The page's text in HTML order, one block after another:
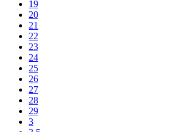
19
20
21
22
23
24
25
26
27
28
29
3